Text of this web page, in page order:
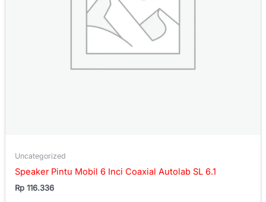
Uncategorized
Speaker Pintu Mobil 6 Inci Coaxial Autolab SL 6.1
Rp 116.336